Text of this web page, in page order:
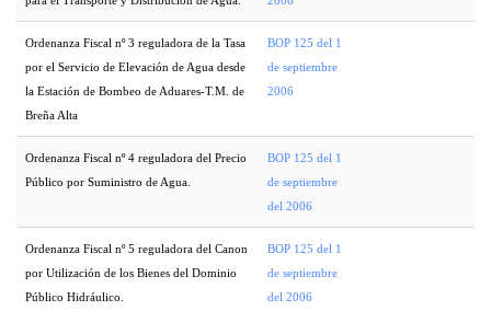
Ordenanza Fiscal nº 3 reguladora de la Tasa
por el Servicio de Elevación de Agua desde
la Estación de Bombeo de Aduares-T.M. de
Breña Alta
BOP 125 del 1
de septiembre
2006
Ordenanza Fiscal nº 4 reguladora del Precio
Público por Suministro de Agua.
BOP 125 del 1
de septiembre
del 2006
Ordenanza Fiscal nº 5 reguladora del Canon
por Utilización de los Bienes del Dominio
Público Hidráulico.
BOP 125 del 1
de septiembre
del 2006